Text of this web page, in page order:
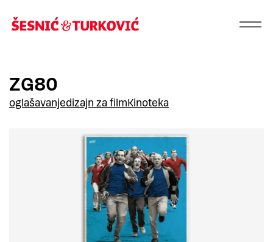
ZG80
oglašavanjedizajn za filmKinoteka